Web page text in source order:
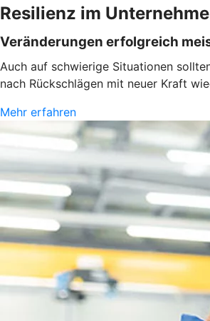
Resilienz im
Veränderungen erfolgreich
Auch auf schwierige Situationen
nach Rückschlägen mit neuer Kraft
Mehr erfahren